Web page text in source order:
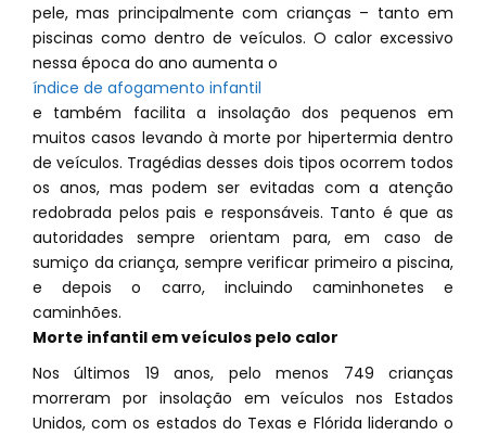
pele, mas principalmente com crianças – tanto em
piscinas como dentro de veículos. O calor excessivo
nessa época do ano aumenta o
índice de afogamento infantil
e também facilita a insolação dos pequenos em
muitos casos levando à morte por hipertermia dentro
de veículos. Tragédias desses dois tipos ocorrem todos
os anos, mas podem ser evitadas com a atenção
redobrada pelos pais e responsáveis. Tanto é que as
autoridades sempre orientam para, em caso de
sumiço da criança, sempre verificar primeiro a piscina,
e depois o carro, incluindo caminhonetes e
caminhões.
Morte infantil em veículos pelo calor
Nos últimos 19 anos, pelo menos 749 crianças
morreram por insolação em veículos nos Estados
Unidos, com os estados do Texas e Flórida liderando o